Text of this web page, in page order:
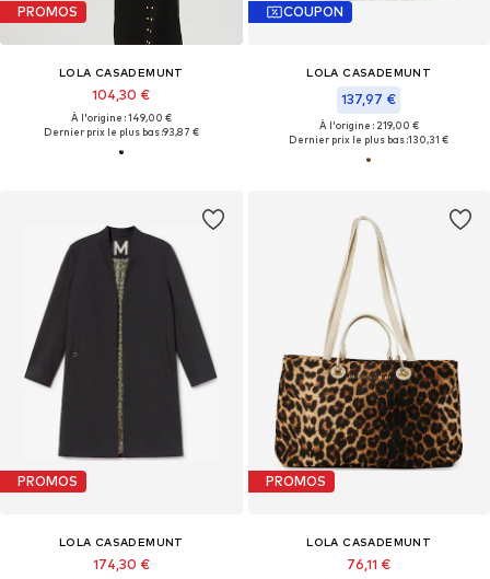
PROMOS
LOLA CASADEMUNT
104,30 €
À l'origine : 149,00 €
Dernier prix le plus bas :93,87 €
COUPON
LOLA CASADEMUNT
137,97 €
À l'origine : 219,00 €
Dernier prix le plus bas :130,31 €
PROMOS
LOLA CASADEMUNT
174,30 €
PROMOS
LOLA CASADEMUNT
76,11 €